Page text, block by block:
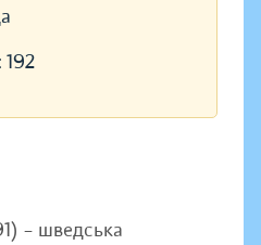
192
– шведська